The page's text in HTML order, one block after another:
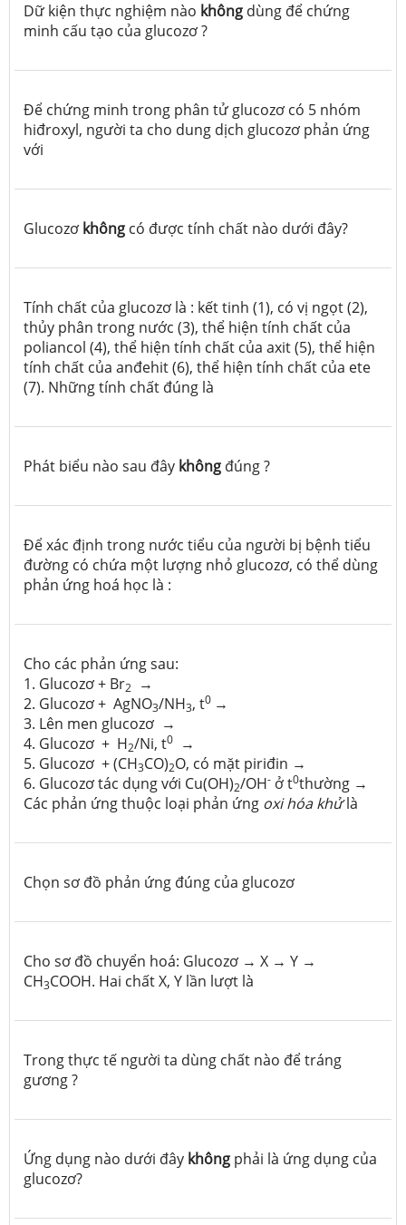
Dữ kiện thực nghiệm nào không dùng để chứng
minh cấu tạo của glucozơ ?
Để chứng minh trong phân tử glucozơ có 5 nhóm
hiđroxyl, người ta cho dung dịch glucozơ phản ứng
với
Glucozơ không có được tính chất nào dưới đây?
Tính chất của glucozơ là : kết tinh (1), có vị ngọt (2),
thủy phân trong nước (3), thể hiện tính chất của
poliancol (4), thể hiện tính chất của axit (5), thể hiện
tính chất của anđehit (6), thể hiện tính chất của ete
(7). Những tính chất đúng là
Phát biểu nào sau đây không đúng ?
Để xác định trong nước tiểu của người bị bệnh tiểu
đường có chứa một lượng nhỏ glucozơ, có thể dùng
phản ứng hoá học là :
Cho các phản ứng sau:
1. Glucozơ + Br2
→
2. Glucozơ + AgNO3/NH3, t0 →
3. Lên men glucozơ →
4. Glucozơ + H2/Ni, t0
→
5. Glucozơ + (CH3CO)2­O, có mặt piriđin →
6. Glucozơ tác dụng với Cu(OH)2/OH- ở t0thường →
Các phản ứng thuộc loại phản ứng oxi hóa khửlà
Chọn sơ đồ phản ứng đúng của glucozơ
Cho sơ đồ chuyển hoá: Glucozơ → X → Y →
CH3COOH. Hai chất X, Y lần lượt là
Trong thực tế người ta dùng chất nào để tráng
gương ?
Ứng dụng nào dưới đây không phải là ứng dụng của
glucozơ?